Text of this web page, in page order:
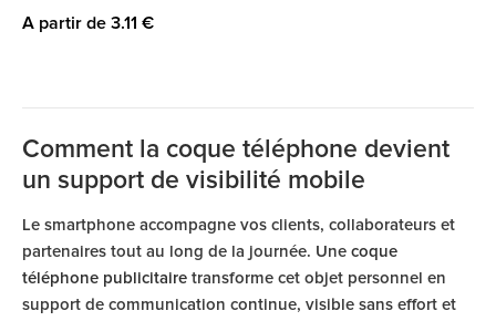
A partir de 3.11 €
Comment la coque téléphone devient
un support de visibilité mobile
Le smartphone accompagne vos clients, collaborateurs et
partenaires tout au long de la journée. Une coque
téléphone publicitaire transforme cet objet personnel en
support de communication continue, visible sans effort et